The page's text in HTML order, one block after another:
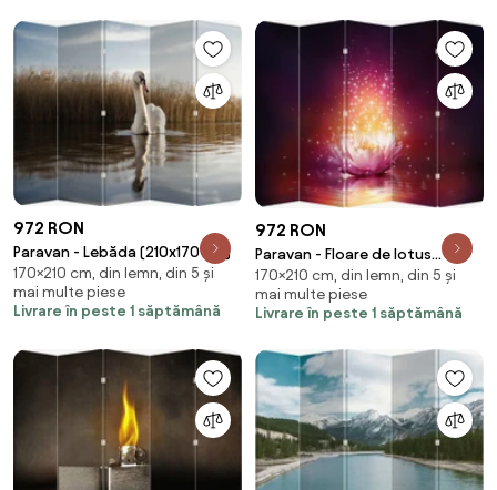
972 RON
Paravan - Lebăda (210x170 cm)
170×210 cm, din lemn, din 5 și
mai multe piese
Livrare în peste 1 săptămână
972 RON
Paravan - Floare de lotus
(210x170 cm)
170×210 cm, din lemn, din 5 și
mai multe piese
Livrare în peste 1 săptămână